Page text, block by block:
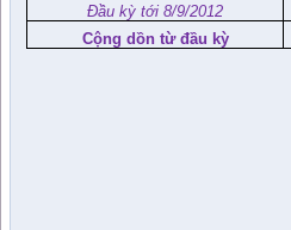
Đầu kỳ tới 8/9/2012
Cộng dồn từ đầu kỳ